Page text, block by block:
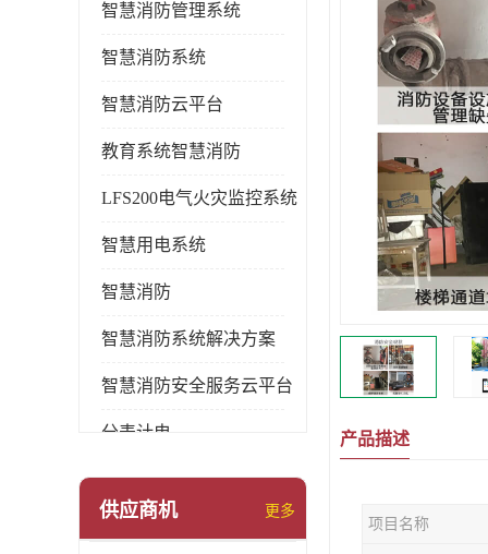
智慧消防管理系统
智慧消防系统
智慧消防云平台
教育系统智慧消防
LFS200电气火灾监控系统
智慧用电系统
智慧消防
智慧消防系统解决方案
智慧消防安全服务云平台
分表计电
环保用电监管系统
供应商机 更多
产品描述
项目名称